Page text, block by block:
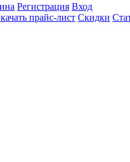
Регистрация Вход
прайс-лист Скидки